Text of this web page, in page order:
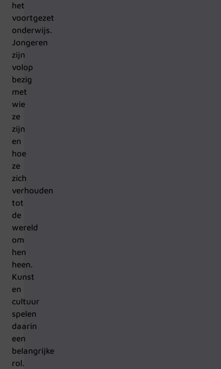
het
voortgezet
onderwijs.
Jongeren
zijn
volop
bezig
met
wie
ze
zijn
en
hoe
ze
zich
verhouden
tot
de
wereld
om
hen
heen.
Kunst
en
cultuur
spelen
daarin
een
belangrijke
rol.